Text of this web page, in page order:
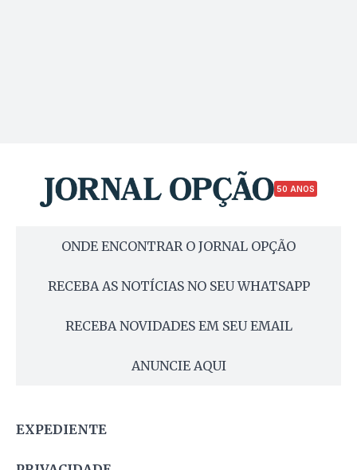
50 ANOS
ONDE ENCONTRAR O JORNAL OPÇÃO
RECEBA AS NOTÍCIAS NO SEU WHATSAPP
RECEBA NOVIDADES EM SEU EMAIL
ANUNCIE AQUI
EXPEDIENTE